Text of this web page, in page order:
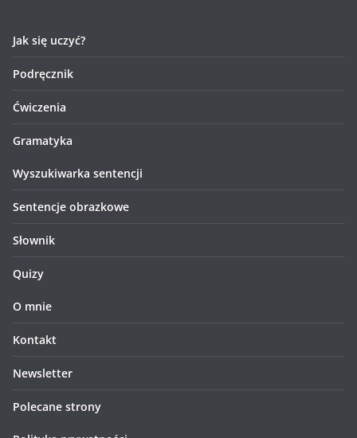
Jak się uczyć?
Podręcznik
Ćwiczenia
Gramatyka
Wyszukiwarka sentencji
Sentencje obrazkowe
Słownik
Quizy
O mnie
Kontakt
Newsletter
Polecane strony